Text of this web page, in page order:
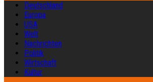
Deutschland
Europa
USA
Welt
Nachrichten
Politik
Wirtschaft
Kultur